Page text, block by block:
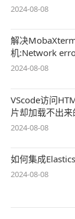
2024-08-08
解决
机:Network
2024-08-08
VScode访问
片却加载不出
2024-08-08
如何集成
2024-08-08